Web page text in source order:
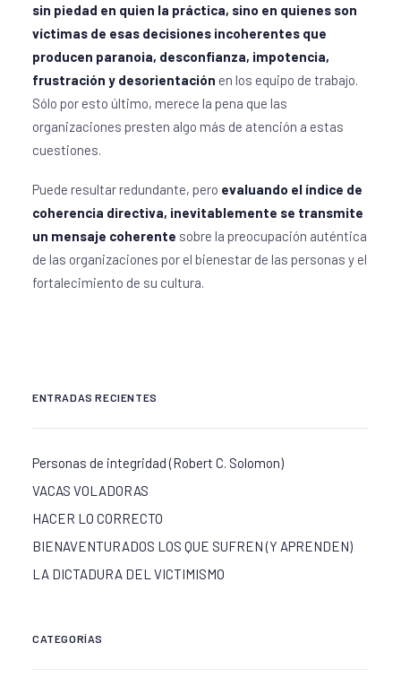
sin piedad en quien la práctica, sino en quienes son
víctimas de esas decisiones incoherentes que
producen paranoia, desconfianza, impotencia,
frustración y desorientación en los equipo de trabajo.
Sólo por esto último, merece la pena que las
organizaciones presten algo más de atención a estas
cuestiones.
Puede resultar redundante, pero evaluando el índice de
coherencia directiva, inevitablemente se transmite
un mensaje coherente sobre la preocupación auténtica
de las organizaciones por el bienestar de las personas y el
fortalecimiento de su cultura.
ENTRADAS RECIENTES
Personas de integridad (Robert C. Solomon)
VACAS VOLADORAS
HACER LO CORRECTO
BIENAVENTURADOS LOS QUE SUFREN (Y APRENDEN)
LA DICTADURA DEL VICTIMISMO
CATEGORÍAS